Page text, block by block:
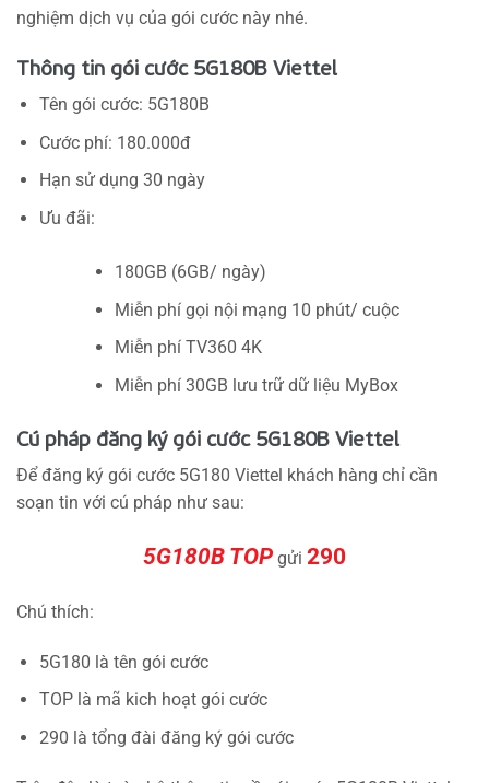
nghiệm dịch vụ của gói cước này nhé.
Thông tin gói cước 5G180B Viettel
Tên gói cước: 5G180B
Cước phí: 180.000đ
Hạn sử dụng 30 ngày
Ưu đãi:
180GB (6GB/ ngày)
Miễn phí gọi nội mạng 10 phút/ cuộc
Miễn phí TV360 4K
Miễn phí 30GB lưu trữ dữ liệu MyBox
Cú pháp đăng ký gói cước 5G180B Viettel
Để đăng ký gói cước 5G180 Viettel khách hàng chỉ cần
soạn tin với cú pháp như sau:
5G180B TOP gửi 290
Chú thích:
5G180 là tên gói cước
TOP là mã kich hoạt gói cước
290 là tổng đài đăng ký gói cước